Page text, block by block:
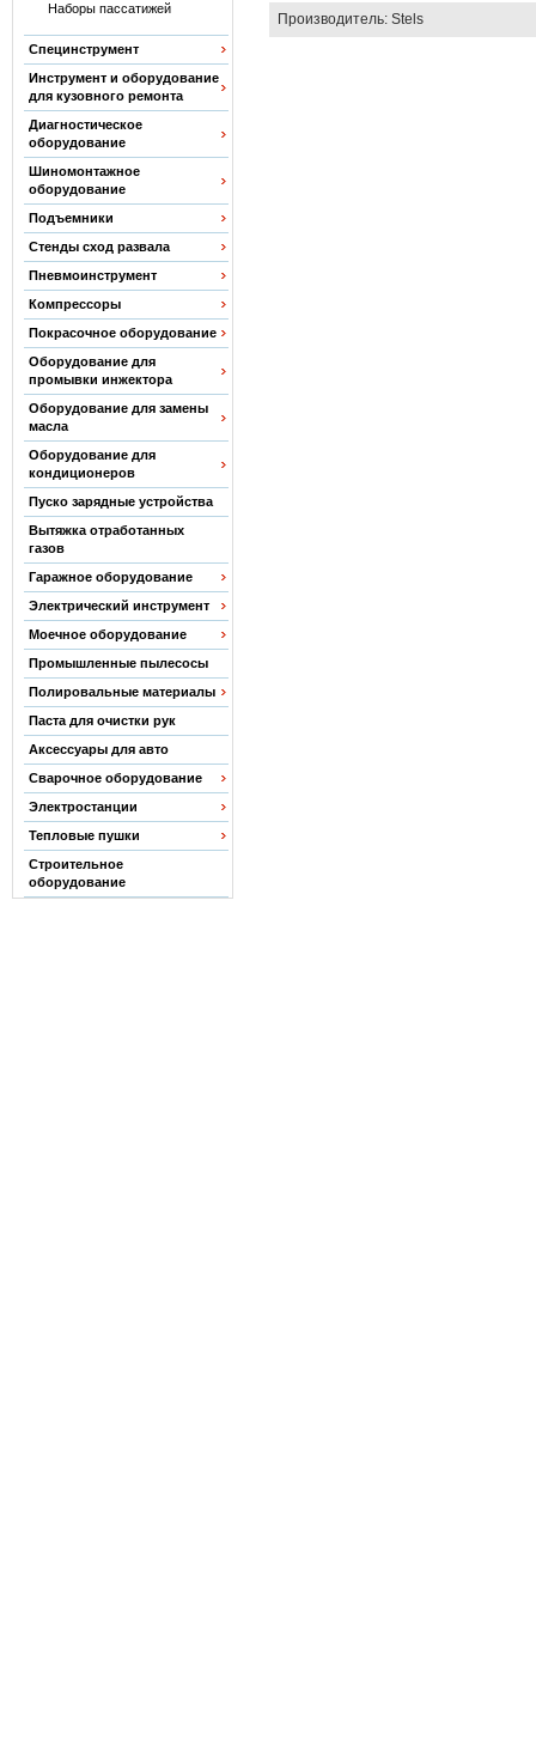
Наборы пассатижей
Специнструмент
Инструмент и оборудование
для кузовного ремонта
Диагностическое
оборудование
Шиномонтажное
оборудование
Подъемники
Стенды сход развала
Пневмоинструмент
Компрессоры
Покрасочное оборудование
Оборудование для
промывки инжектора
Оборудование для замены
масла
Оборудование для
кондиционеров
Пуско зарядные устройства
Вытяжка отработанных
газов
Гаражное оборудование
Электрический инструмент
Моечное оборудование
Промышленные пылесосы
Полировальные материалы
Паста для очистки рук
Аксессуары для авто
Сварочное оборудование
Электростанции
Тепловые пушки
Строительное
оборудование
Производитель: Stels